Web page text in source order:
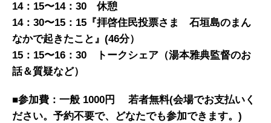
14： 15〜14： 30 休憩
14： 30〜15 ： 15 『拝啓住民投票さま 石垣島のまん
なかで起きたこと』 (46分）
15 ： 15〜16 ： 30 トークシェア（湯本雅典監督のお
話＆質疑など）
■参加費： 一般 1000円 若者無料(会場でお支払いく
ださい。予約不要で、どなたでも参加できます。 )